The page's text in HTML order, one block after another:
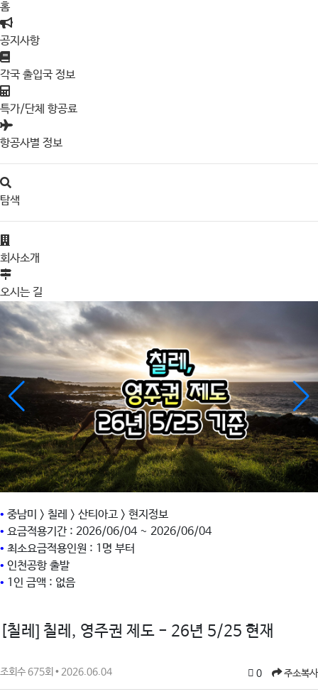
홈
공지사항
각국 출입국 정보
특가/단체 항공료
항공사별 정보
탐색
회사소개
오시는 길
• 중남미 > 칠레 > 산티아고 > 현지정보
• 요금적용기간 : 2026/06/04 ~ 2026/06/04
• 최소요금적용인원 : 1명 부터
• 인천공항 출발
• 1인 금액 : 없음
[칠레] 칠레, 영주권 제도 - 26년 5/25 현재
조회수 675회 • 2026.06.04 0 주소복사